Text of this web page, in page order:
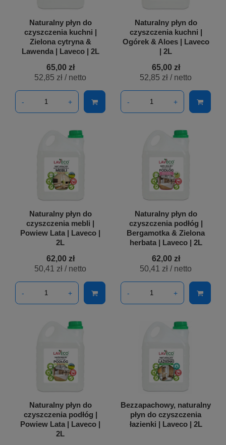
Naturalny płyn do
czyszczenia kuchni |
Zielona cytryna &
Lawenda | Laveco | 2L
65,00 zł
52,85 zł / netto
- +
Naturalny płyn do
czyszczenia kuchni |
Ogórek & Aloes | Laveco
| 2L
65,00 zł
52,85 zł / netto
- +
Naturalny płyn do
czyszczenia mebli |
Powiew Lata | Laveco |
2L
62,00 zł
50,41 zł / netto
- +
Naturalny płyn do
czyszczenia podłóg |
Bergamotka & Zielona
herbata | Laveco | 2L
62,00 zł
50,41 zł / netto
- +
Naturalny płyn do
czyszczenia podłóg |
Powiew Lata | Laveco |
2L
Bezzapachowy, naturalny
płyn do czyszczenia
łazienki | Laveco | 2L